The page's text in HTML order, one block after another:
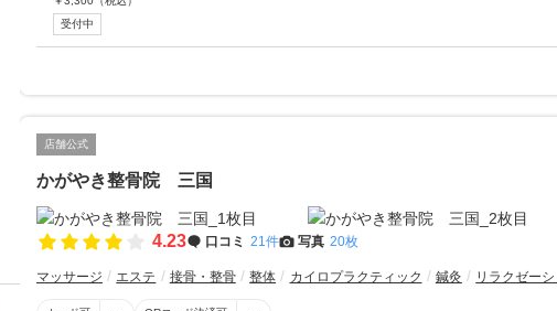
受付中
店舗公式
かがやき整骨院 三国
4.23 口コミ 21件 写真 20枚
マッサージ エステ 接骨・整骨 整体 カイロプラクティック 鍼灸 リラクゼー